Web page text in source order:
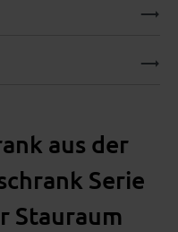
aus der
Serie
Stauraum